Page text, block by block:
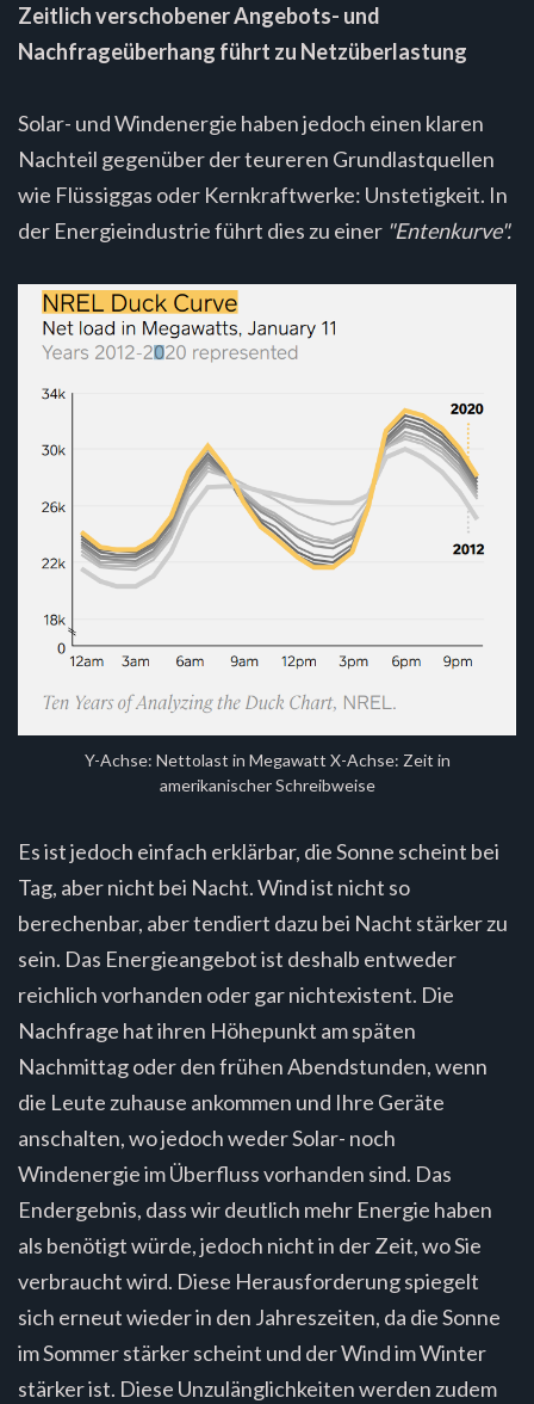
Zeitlich verschobener Angebots- und
Nachfrageüberhang führt zu Netzüberlastung
Solar- und Windenergie haben jedoch einen klaren
Nachteil gegenüber der teureren Grundlastquellen
wie Flüssiggas oder Kernkraftwerke: Unstetigkeit. In
der Energieindustrie führt dies zu einer "Entenkurve".
Y-Achse: Nettolast in Megawatt X-Achse: Zeit in
amerikanischer Schreibweise
Es ist jedoch einfach erklärbar, die Sonne scheint bei
Tag, aber nicht bei Nacht. Wind ist nicht so
berechenbar, aber tendiert dazu bei Nacht stärker zu
sein. Das Energieangebot ist deshalb entweder
reichlich vorhanden oder gar nichtexistent. Die
Nachfrage hat ihren Höhepunkt am späten
Nachmittag oder den frühen Abendstunden, wenn
die Leute zuhause ankommen und Ihre Geräte
anschalten, wo jedoch weder Solar- noch
Windenergie im Überfluss vorhanden sind. Das
Endergebnis, dass wir deutlich mehr Energie haben
als benötigt würde, jedoch nicht in der Zeit, wo Sie
verbraucht wird. Diese Herausforderung spiegelt
sich erneut wieder in den Jahreszeiten, da die Sonne
im Sommer stärker scheint und der Wind im Winter
stärker ist. Diese Unzulänglichkeiten werden zudem